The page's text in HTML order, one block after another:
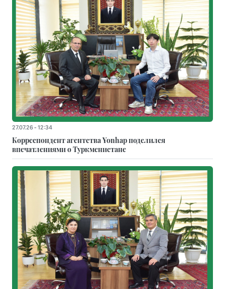
27.07.26 - 12:34
Корреспондент агентства Yonhap поделился
впечатлениями о Туркменистане